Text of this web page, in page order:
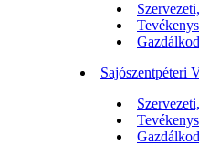
Sajószentpéteri